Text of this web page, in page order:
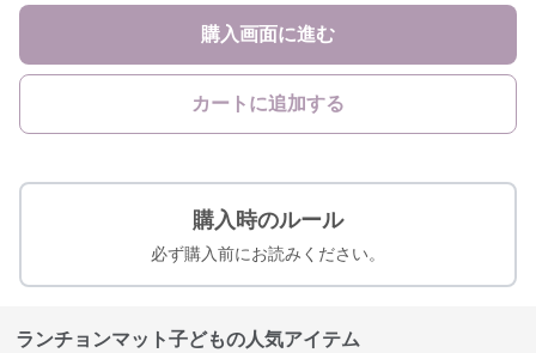
購入画面に進む
カートに追加する
購入時のルール
必ず購入前にお読みください。
ランチョンマット子どもの人気アイテム